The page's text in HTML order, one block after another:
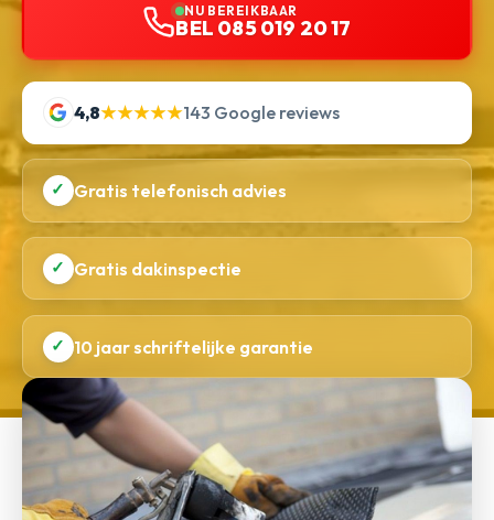
NU BEREIKBAAR
BEL 085 019 20 17
4,8★★★★★143 Google reviews
✓ Gratis telefonisch advies
✓ Gratis dakinspectie
✓ 10 jaar schriftelijke garantie